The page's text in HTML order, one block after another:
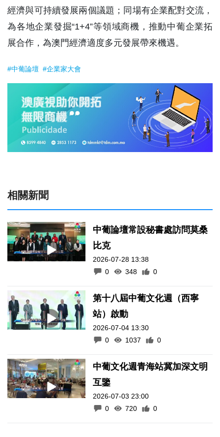
經濟與可持續發展兩個議題；同場有企業配對交流，
為各地企業發掘“1+4”等領域商機，推動中葡企業拓
展合作，為澳門經濟適度多元發展帶來機遇。
#中葡論壇 #企業家大會
相關新聞
中葡論壇常設秘書處訪問莫桑
比克
2026-07-28 13:38
0
348 0
第十八屆中葡文化週（西寧
站）啟動
2026-07-04 13:30
0
1037 0
中葡文化週青海站冀加深文明
互鑒
2026-07-03 23:00
0
720 0